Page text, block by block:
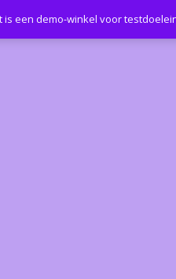
is een demo-winkel voor